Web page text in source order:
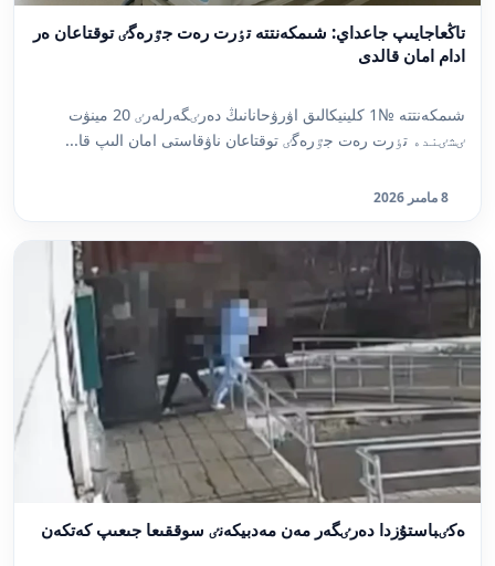
تاڭعاجايىپ جاعداي: شىمكەنتتە تٶرت رەت جٷرەگٸ توقتاعان ەر
ادام امان قالدى
شىمكەنتتە №1 كلينيكالىق اۋرۋحانانىڭ دەرٸگەرلەرٸ 20 مينۋت
ٸشٸندە تٶرت رەت جٷرەگٸ توقتاعان ناۋقاستى امان الىپ قا...
8 مامىر 2026
ەكٸباستۇزدا دەرٸگەر مەن مەدبيكەنٸ سوققىعا جىعىپ كەتكەن